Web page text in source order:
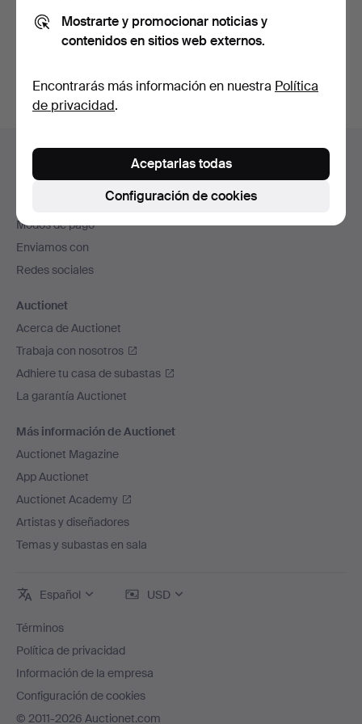
Crear cuenta
pie
de
página
Ayuda y contacto
Contacta con el servicio de atención al cliente
Todas las casas de subastas
Modos de pago
Enviamos con
Redes sociales
Auctionet
Acerca de Auctionet
Trabaja con nosotros
Adhiere tu casa de subastas
La garantía Auctionet
Más información de Auctionet
Auctionet Magazine
App Auctionet
Auctionet Academy
Artistas y diseñadores
Temas y subastas en sala
Español USD
Términos
Política de privacidad
Información de la empresa
Configuración de cookies
© 2011-2026 Auctionet.com
Mostrarte y promocionar noticias y
contenidos en sitios web externos.
Encontrarás más información en nuestra Política
de privacidad.
Configuración de cookies
Aceptarlas todas